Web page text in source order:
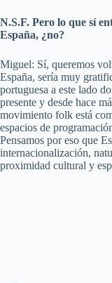
N.S.F. Pero lo que sí
España, ¿no?
Miguel: Sí, queremos
España, sería muy
portuguesa a este lado
presente y desde hace
movimiento folk está
espacios de
Pensamos por eso que
internacionalización,
proximidad cultural y